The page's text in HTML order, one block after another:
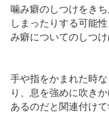
噛み癖のしつけをき
しまったりする可能
み癖についてのしつけ
手や指をかまれた時
り、息を強めに吹き
あるのだと関連付け